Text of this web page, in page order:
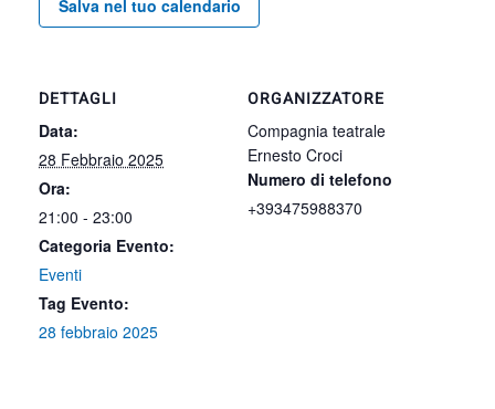
Salva nel tuo calendario
DETTAGLI
Data:
28 Febbraio 2025
Ora:
21:00 - 23:00
Categoria Evento:
Eventi
Tag Evento:
28 febbraio 2025
ORGANIZZATORE
Compagnia teatrale
Ernesto Croci
Numero di telefono
+393475988370